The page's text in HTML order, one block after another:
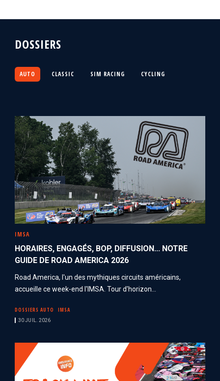
DOSSIERS
AUTO CLASSIC SIM RACING CYCLING
IMSA
HORAIRES, ENGAGÉS, BOP, DIFFUSION... NOTRE
GUIDE DE ROAD AMERICA 2026
Road America, l'un des mythiques circuits américains,
accueille ce week-end l'IMSA. Tour d'horizon...
DOSSIERS AUTO IMSA
30 JUIL. 2026